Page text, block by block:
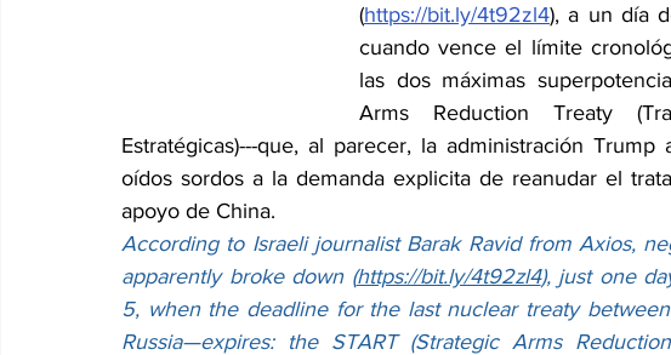
(https://bit.ly/4t92zl4), a un día
cuando vence el límite
las dos máximas
Arms Reduction Treaty
Estratégicas)---que, al parecer, la administración
oídos sordos a la demanda explicita de reanudar el
apoyo de China.
According to Israeli journalist Barak Ravid from Axios,
apparently broke down (https://bit.ly/4t92zl4), just one
5, when the deadline for the last nuclear treaty
Russia—expires: the START (Strategic Arms